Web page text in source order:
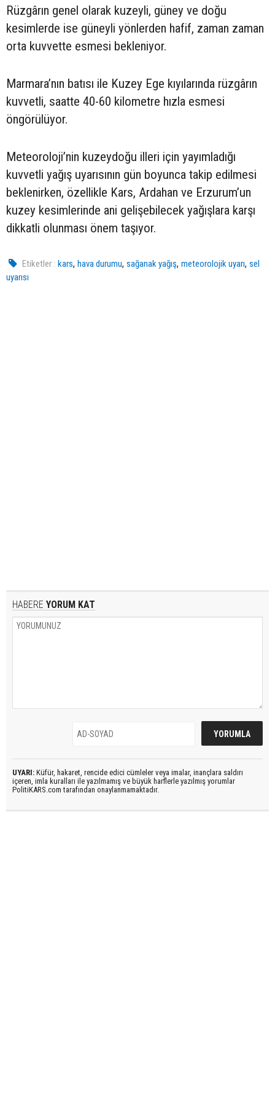
Rüzgârın genel olarak kuzeyli, güney ve doğu
kesimlerde ise güneyli yönlerden hafif, zaman zaman
orta kuvvette esmesi bekleniyor.
Marmara’nın batısı ile Kuzey Ege kıyılarında rüzgârın
kuvvetli, saatte 40-60 kilometre hızla esmesi
öngörülüyor.
Meteoroloji’nin kuzeydoğu illeri için yayımladığı
kuvvetli yağış uyarısının gün boyunca takip edilmesi
beklenirken, özellikle Kars, Ardahan ve Erzurum’un
kuzey kesimlerinde ani gelişebilecek yağışlara karşı
dikkatli olunması önem taşıyor.
Etiketler : kars,hava durumu,sağanak yağış,meteorolojik uyarı,sel
uyarısı
HABERE YORUM KAT
UYARI: Küfür, hakaret, rencide edici cümleler veya imalar, inançlara saldırı
içeren, imla kuralları ile yazılmamış ve büyük harflerle yazılmış yorumlar
PolitiKARS.com tarafından onaylanmamaktadır.